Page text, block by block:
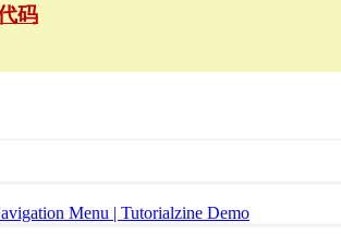
码
Menu | Tutorialzine Demo